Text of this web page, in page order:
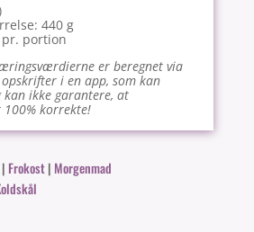
440 g
pr. portion
er beregnet via
i en app, som kan
kan ikke garantere, at
100% korrekte!
| Frokost| Morgenmad